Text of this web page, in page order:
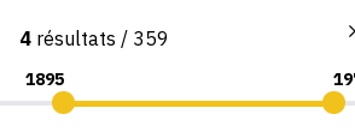
Consultation par image
4 résultats / 359